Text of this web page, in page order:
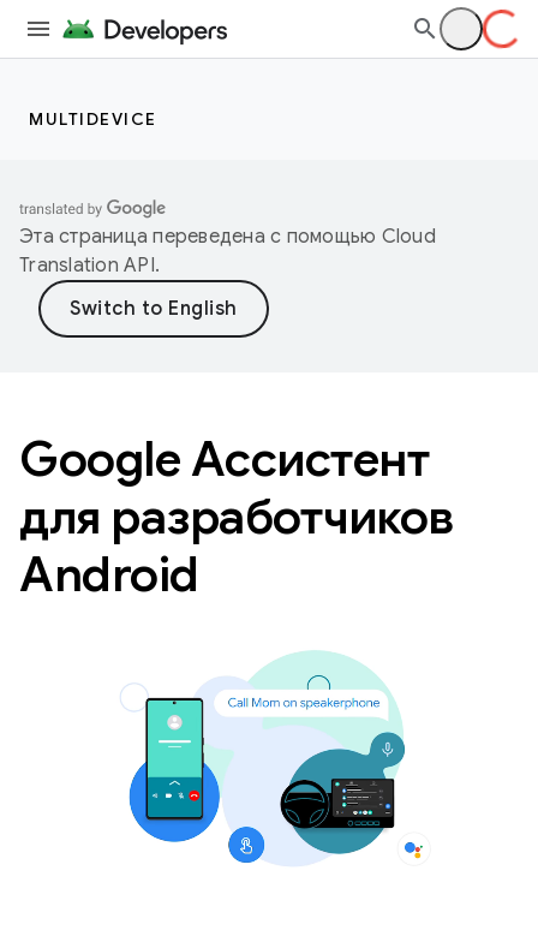
MULTIDEVICE
Эта страница переведена с помощью Cloud
Translation API.
Google Ассистент
для разработчиков
Android